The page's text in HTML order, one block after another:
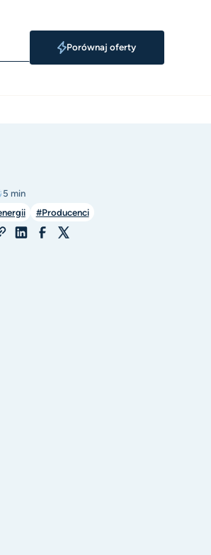
Porównaj oferty
5 min
#Producenci